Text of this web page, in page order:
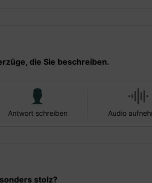
die Sie beschreiben.
Antwort schreiben Audio
stolz?